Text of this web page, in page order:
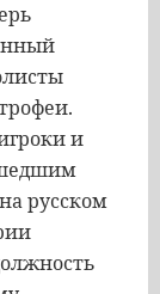
и
русском